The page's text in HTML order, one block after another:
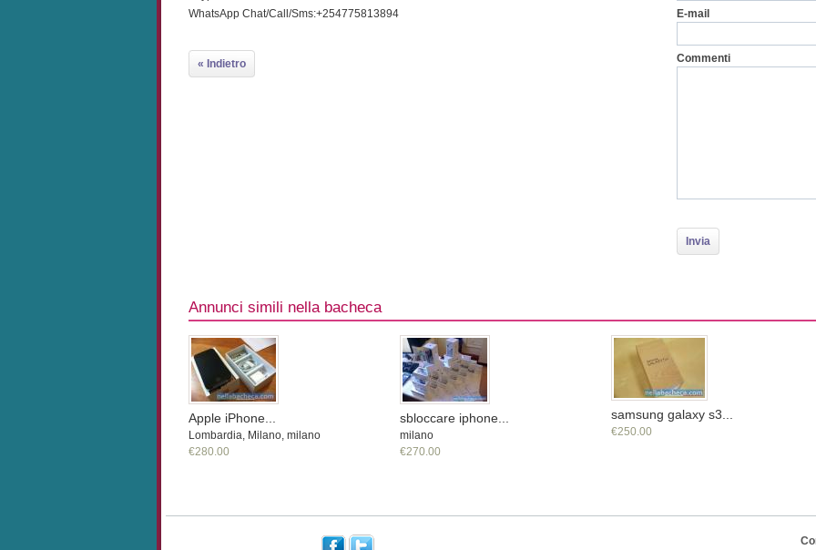
WhatsApp Chat/Call/Sms:+254775813894
« Indietro
E-mail
Commenti
Annunci simili nella bacheca
Apple iPhone...
Lombardia, Milano, milano
€280.00
sbloccare iphone...
milano
€270.00
samsung galaxy s3...
€250.00